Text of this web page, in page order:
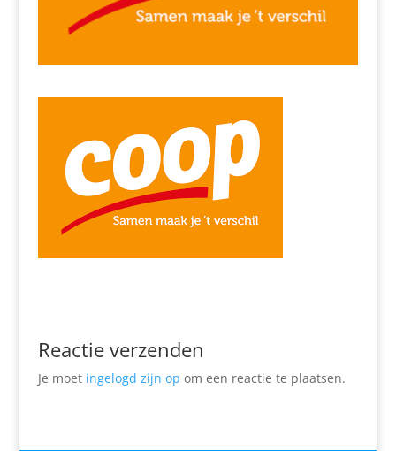
Reactie verzenden
Je moet ingelogd zijn op om een reactie te plaatsen.